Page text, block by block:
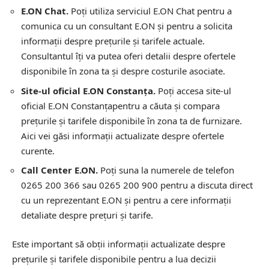
E.ON Chat. Poți utiliza serviciul E.ON Chat pentru a
comunica cu un consultant E.ON și pentru a solicita
informații despre prețurile și tarifele actuale.
Consultantul îți va putea oferi detalii despre ofertele
disponibile în zona ta și despre costurile asociate.
Site-ul oficial E.ON Constanța. Poți accesa site-ul
oficial E.ON Constanțapentru a căuta și compara
prețurile și tarifele disponibile în zona ta de furnizare.
Aici vei găsi informații actualizate despre ofertele
curente.
Call Center E.ON. Poți suna la numerele de telefon
0265 200 366 sau 0265 200 900 pentru a discuta direct
cu un reprezentant E.ON și pentru a cere informații
detaliate despre prețuri și tarife.
Este important să obții informații actualizate despre
prețurile și tarifele disponibile pentru a lua decizii